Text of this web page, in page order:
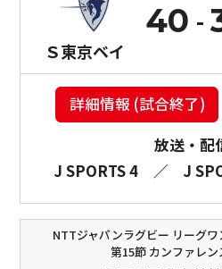
Ｓ東京ベイ
40
詳細情報 (試合終了)
放送・配
J SPORTS 4
／ J
NTTジャパンラグビー リーグ
第15節 カンファレ